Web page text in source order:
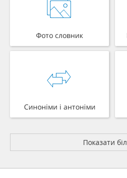
Фото словник
Синоніми і антоніми
Показати